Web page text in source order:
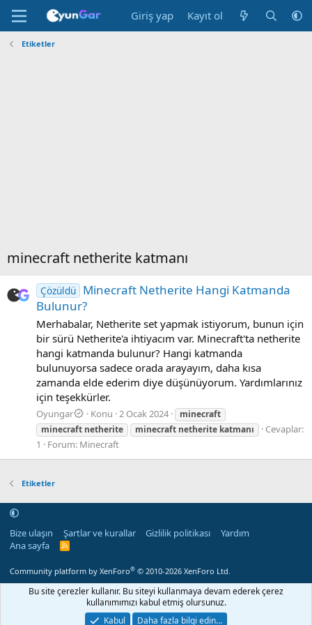
Giriş yap Kayıt ol
Etiketler
minecraft netherite katmanı
Çözüldü Minecraft Netherite Hangi Katmanda
Bulunur?
Merhabalar, Netherite set yapmak istiyorum, bunun için
bir sürü Netherite'a ihtiyacım var. Minecraft'ta netherite
hangi katmanda bulunur? Hangi katmanda
bulunuyorsa sadece orada arayayım, daha kısa
zamanda elde ederim diye düşünüyorum. Yardımlarınız
için teşekkürler.
Oyungar Konu 2 Ocak 2024
minecraft
minecraft netherite minecraft netherite katmanı
Cevaplar:
1
Forum: Minecraft
Etiketler
Bize ulaşın Şartlar ve kurallar Gizlilik politikası
Yardım
Ana sayfa
R
S
Community platform by XenForo® © 2010-2026 XenForo Ltd.
Bu site çerezler kullanır. Bu siteyi kullanmaya devam ederek çerez
kullanımımızı kabul etmiş olursunuz.
Kabul
Daha fazla bilgi edin…